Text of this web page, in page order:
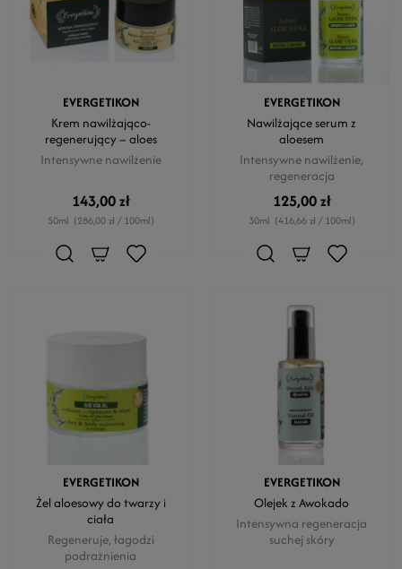
EVERGETIKON
Krem nawilżająco-
regenerujący – aloes
Intensywne nawilżenie
143,00 zł
50ml (286,00 zł / 100ml)
EVERGETIKON
Nawilżające serum z
aloesem
Intensywne nawilżenie,
regeneracja
125,00 zł
30ml (416,66 zł / 100ml)
EVERGETIKON
Żel aloesowy do twarzy i
ciała
Regeneruje, łagodzi
podrażnienia
EVERGETIKON
Olejek z Awokado
Intensywna regeneracja
suchej skóry